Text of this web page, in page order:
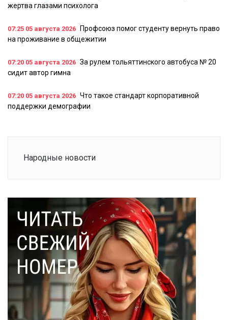
жертва глазами психолога
07:25 05 августа 2026
Профсоюз помог студенту вернуть право
на проживание в общежитии
07:20 05 августа 2026 За рулем тольяттинского автобуса № 20
сидит автор гимна
07:20 05 августа 2026 Что такое стандарт корпоративной
поддержки демографии
Народные новости